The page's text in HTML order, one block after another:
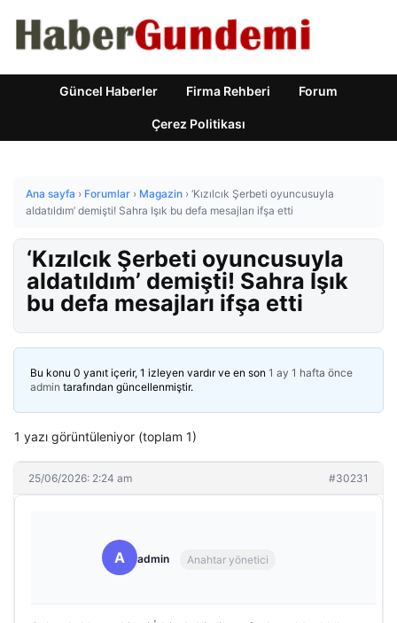
Güncel Haberler Firma Rehberi Forum
Çerez Politikası
Ana sayfa › Forumlar › Magazin › ‘Kızılcık Şerbeti oyuncusuyla
aldatıldım’ demişti! Sahra Işık bu defa mesajları ifşa etti
‘Kızılcık Şerbeti oyuncusuyla
aldatıldım’ demişti! Sahra Işık
bu defa mesajları ifşa etti
Bu konu 0 yanıt içerir, 1 izleyen vardır ve en son 1 ay 1 hafta önce
admin tarafından güncellenmiştir.
1 yazı görüntüleniyor (toplam 1)
25/06/2026: 2:24 am #30231
A admin Anahtar yönetici